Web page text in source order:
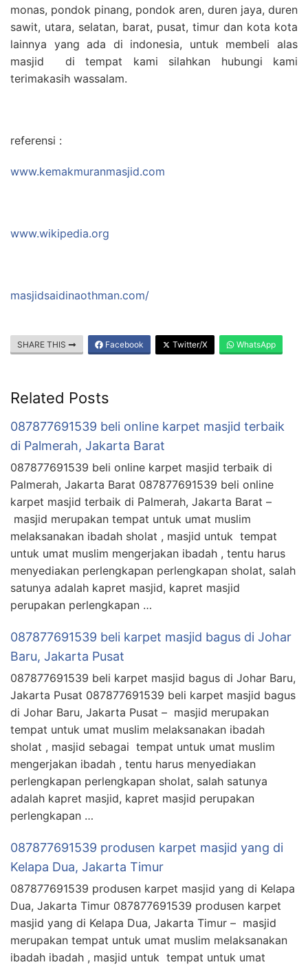
monas, pondok pinang, pondok aren, duren jaya, duren
sawit, utara, selatan, barat, pusat, timur dan kota kota
lainnya yang ada di indonesia, untuk membeli alas
masjid di tempat kami silahkan hubungi kami
terimakasih wassalam.
referensi :
www.kemakmuranmasjid.com
www.wikipedia.org
masjidsaidinaothman.com/
SHARE THIS Facebook Twitter/X WhatsApp
Related Posts
087877691539 beli online karpet masjid terbaik
di Palmerah, Jakarta Barat
087877691539 beli online karpet masjid terbaik di
Palmerah, Jakarta Barat 087877691539 beli online
karpet masjid terbaik di Palmerah, Jakarta Barat –
masjid merupakan tempat untuk umat muslim
melaksanakan ibadah sholat , masjid untuk tempat
untuk umat muslim mengerjakan ibadah , tentu harus
menyediakan perlengkapan perlengkapan sholat, salah
satunya adalah kapret masjid, kapret masjid
perupakan perlengkapan …
087877691539 beli karpet masjid bagus di Johar
Baru, Jakarta Pusat
087877691539 beli karpet masjid bagus di Johar Baru,
Jakarta Pusat 087877691539 beli karpet masjid bagus
di Johar Baru, Jakarta Pusat – masjid merupakan
tempat untuk umat muslim melaksanakan ibadah
sholat , masjid sebagai tempat untuk umat muslim
mengerjakan ibadah , tentu harus menyediakan
perlengkapan perlengkapan sholat, salah satunya
adalah kapret masjid, kapret masjid perupakan
perlengkapan …
087877691539 produsen karpet masjid yang di
Kelapa Dua, Jakarta Timur
087877691539 produsen karpet masjid yang di Kelapa
Dua, Jakarta Timur 087877691539 produsen karpet
masjid yang di Kelapa Dua, Jakarta Timur – masjid
merupakan tempat untuk umat muslim melaksanakan
ibadah ibadah , masjid untuk tempat untuk umat